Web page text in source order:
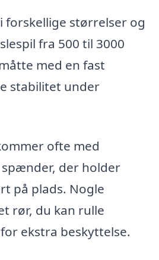
forskellige størrelser og
fra 500 til 3000
med en fast
stabilitet under
ofte med
der holder
på plads. Nogle
rør, du kan rulle
ekstra beskyttelse.